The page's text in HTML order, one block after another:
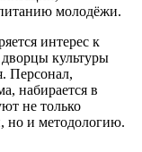
молодёжи.
интерес к
культуры
Персонал,
набирается в
не только
но и методологию.